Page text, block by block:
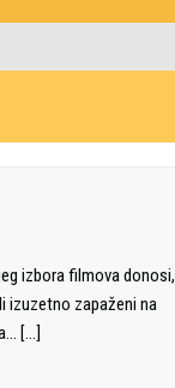
izbora filmova donosi,
izuzetno zapaženi na
[…]